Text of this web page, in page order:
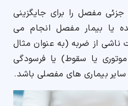
مفصل را برای جایگزینی
یا بیمار مفصل انجام می
از ضربه (به عنوان مثال
یا سقوط) یا فرسودگی
بیماری های مفصلی باشد.